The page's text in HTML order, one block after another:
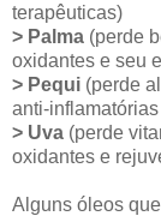
terapêuticas)
> Palma (perde
oxidantes e seu
> Pequi (perde
anti-
> Uva (perde
oxidantes e
Alguns óleos